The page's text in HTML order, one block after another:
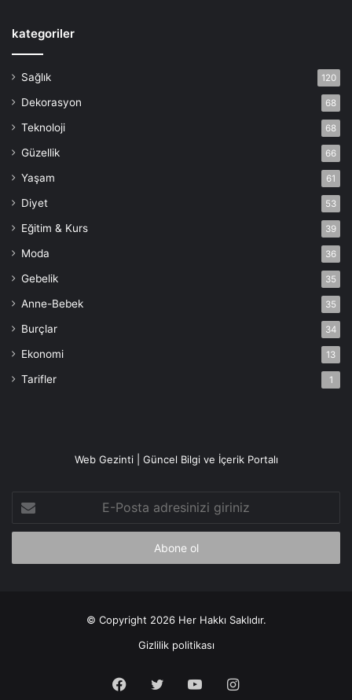
kategoriler
Sağlık 120
Dekorasyon 68
Teknoloji 68
Güzellik 66
Yaşam 61
Diyet 53
Eğitim & Kurs 39
Moda 36
Gebelik 35
Anne-Bebek 35
Burçlar 34
Ekonomi 13
Tarifler 1
Web Gezinti | Güncel Bilgi ve İçerik Portalı
Posta
adresinizi
© Copyright 2026 Her Hakkı Saklıdır.
Gizlilik politikası
Facebook
X YouTubeInstagram